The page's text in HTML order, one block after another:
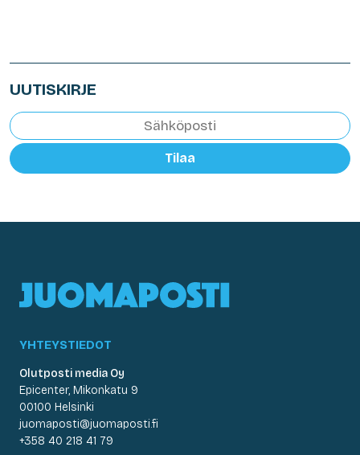
UUTISKIRJE
Tilaa
YHTEYSTIEDOT
Olutposti media Oy
Epicenter, Mikonkatu 9
00100 Helsinki
juomaposti@juomaposti.fi
+358 40 218 41 79